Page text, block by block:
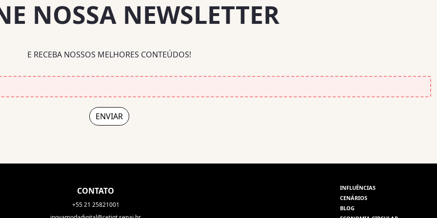
NOSSA NEWSLETTER
E RECEBA NOSSOS MELHORES CONTEÚDOS!
CONTATO
+55 21 25821001
INFLUÊNCIAS
CENÁRIOS
BLOG